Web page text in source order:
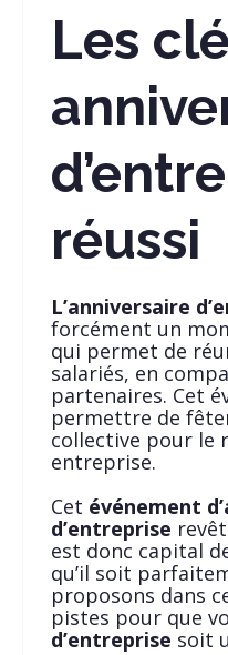
Les
réussi
L’anniversaire
forcément un
qui permet de
salariés, en
partenaires. Cet
permettre de
collective pour le
entreprise.
Cet événement
d’entreprise
est donc capital
qu’il soit
proposons dans
pistes pour que
d’entreprise soit